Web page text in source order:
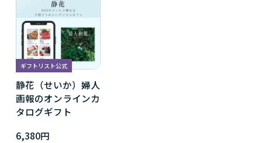
ギフトリスト公式
静花（せいか）婦人
画報のオンラインカ
タログギフト
6,380円